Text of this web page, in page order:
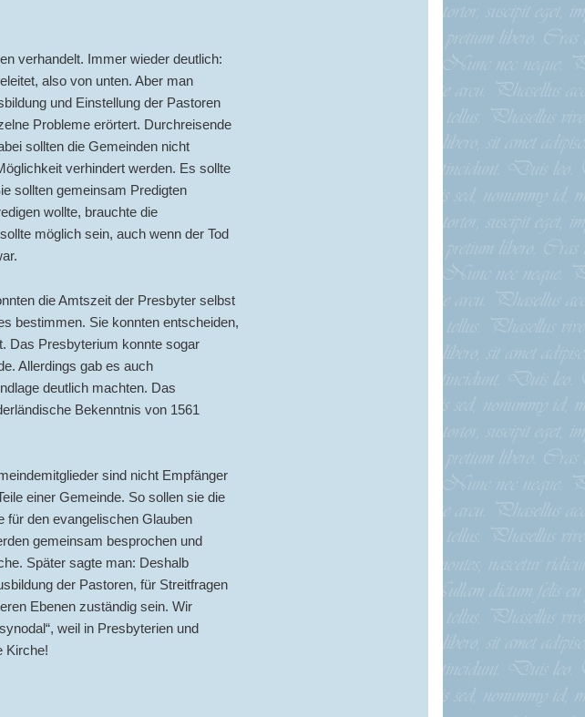
verhandelt. Immer wieder deutlich:
also von unten. Aber man
und Einstellung der Pastoren
Probleme erörtert. Durchreisende
sollten die Gemeinden nicht
verhindert werden. Es sollte
sollten gemeinsam Predigten
wollte, brauchte die
möglich sein, auch wenn der Tod
die Amtszeit der Presbyter selbst
bestimmen. Sie konnten entscheiden,
Das Presbyterium konnte sogar
Allerdings gab es auch
deutlich machten. Das
Bekenntnis von 1561
sind nicht Empfänger
einer Gemeinde. So sollen sie die
den evangelischen Glauben
gemeinsam besprochen und
Später sagte man: Deshalb
der Pastoren, für Streitfragen
Ebenen zuständig sein. Wir
weil in Presbyterien und
Kirche!